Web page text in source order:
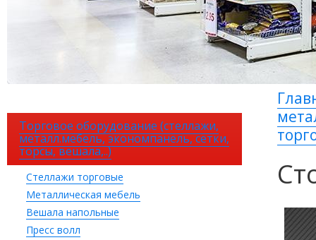
Торговое оборудование (стеллажи,
металл.мебель, экономпанель, сетки,
торсы, вешала,..)
Стеллажи торговые
Металлическая мебель
Вешала напольные
Пресс волл